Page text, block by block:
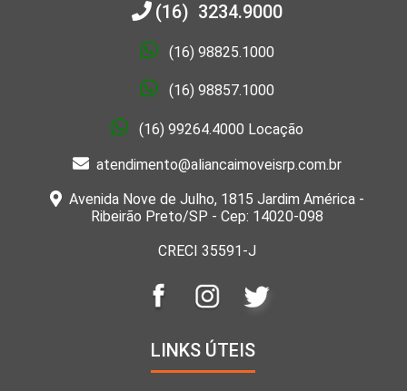
(16) 3234.9000
(16) 98825.1000
(16) 98857.1000
(16) 99264.4000 Locação
atendimento@aliancaimoveisrp.com.br
Avenida Nove de Julho, 1815 Jardim América -
Ribeirão Preto/SP - Cep: 14020-098
CRECI 35591-J
LINKS ÚTEIS